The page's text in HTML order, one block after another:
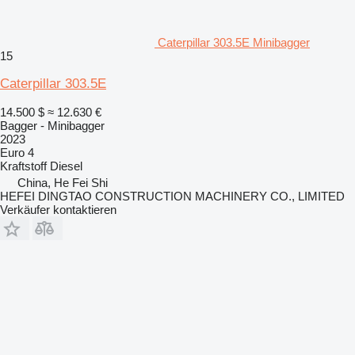
Caterpillar 303.5E Minibagger
15
Caterpillar 303.5E
14.500 $ ≈ 12.630 €
Bagger - Minibagger
2023
Euro 4
Kraftstoff Diesel
China, He Fei Shi
HEFEI DINGTAO CONSTRUCTION MACHINERY CO., LIMITED
Verkäufer kontaktieren